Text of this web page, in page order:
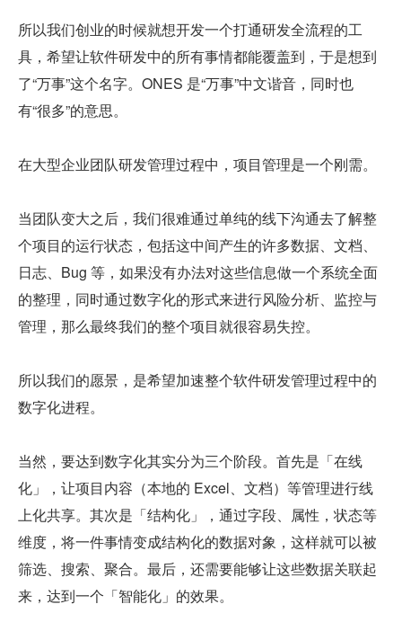
所以我们创业的时候就想开发一个打通研发全流程的工
具，希望让软件研发中的所有事情都能覆盖到，于是想到
了“万事”这个名字。ONES 是“万事”中文谐音，同时也
有“很多”的意思。
在大型企业团队研发管理过程中，项目管理是一个刚需。
当团队变大之后，我们很难通过单纯的线下沟通去了解整
个项目的运行状态，包括这中间产生的许多数据、文档、
日志、Bug 等，如果没有办法对这些信息做一个系统全面
的整理，同时通过数字化的形式来进行风险分析、监控与
管理，那么最终我们的整个项目就很容易失控。
所以我们的愿景，是希望加速整个软件研发管理过程中的
数字化进程。
当然，要达到数字化其实分为三个阶段。首先是「在线
化」，让项目内容（本地的 Excel、文档）等管理进行线
上化共享。其次是「结构化」，通过字段、属性，状态等
维度，将一件事情变成结构化的数据对象，这样就可以被
筛选、搜索、聚合。最后，还需要能够让这些数据关联起
来，达到一个「智能化」的效果。